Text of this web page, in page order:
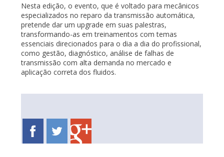
Nesta edição, o evento, que é voltado para mecânicos
especializados no reparo da transmissão automática,
pretende dar um upgrade em suas palestras,
transformando-as em treinamentos com temas
essenciais direcionados para o dia a dia do profissional,
como gestão, diagnóstico, análise de falhas de
transmissão com alta demanda no mercado e
aplicação correta dos fluidos.